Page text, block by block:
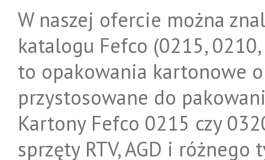
W naszej ofercie można
katalogu Fefco (0215,
to opakowania kartonowe
przystosowane do
Kartony Fefco 0215 czy
sprzęty RTV, AGD i